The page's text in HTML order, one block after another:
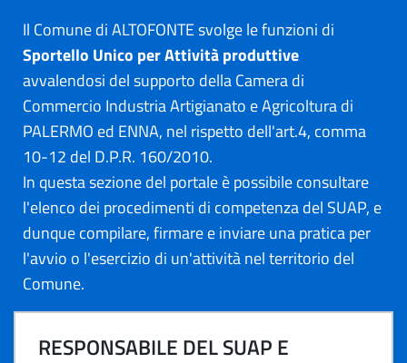
Il Comune di ALTOFONTE svolge le funzioni di
Sportello Unico per Attività produttive
avvalendosi del supporto della Camera di
Commercio Industria Artigianato e Agricoltura di
PALERMO ed ENNA, nel rispetto dell'art.4, comma
10-12 del D.P.R. 160/2010.
In questa sezione del portale è possibile consultare
l'elenco dei procedimenti di competenza del SUAP, e
dunque compilare, firmare e inviare una pratica per
l'avvio o l'esercizio di un'attività nel territorio del
Comune.
RESPONSABILE DEL SUAP E